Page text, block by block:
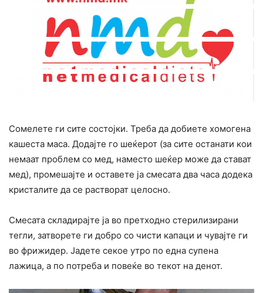
Сомелете ги сите состојки. Треба да добиете хомогена
кашеста маса. Додајте го шеќерот (за сите останати кои
немаат проблем со мед, наместо шеќер може да стават
мед), промешајте и оставете ја смесата два часа додека
кристалите да се растворат целосно.
Смесата складирајте ја во претходно стерилизирани
тегли, затворете ги добро со чисти капаци и чувајте ги
во фрижидер. Јадете секое утро по една супена
лажица, а по потреба и повеќе во текот на денот.